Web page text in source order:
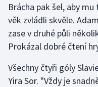
Brácha pak šel, aby
věk zvládli skvěle.
zase v druhé půli
Prokázal dobré čtení
Všechny čtyři góly
Yira Sor. "Vždy je